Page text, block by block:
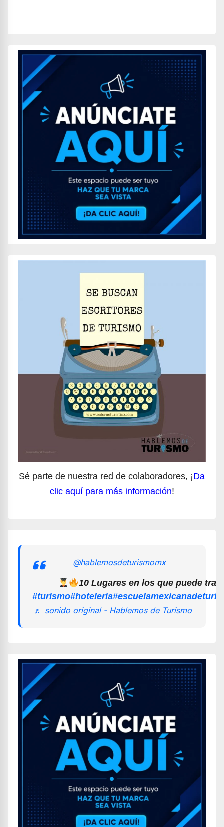
Sé parte de nuestra red de colaboradores, ¡Da
clic aquí para más información!
@hablemosdeturismomx
10 Lugares en los que puede
#turismo#hoteleria
♬ sonido original - Hablemos de Turismo